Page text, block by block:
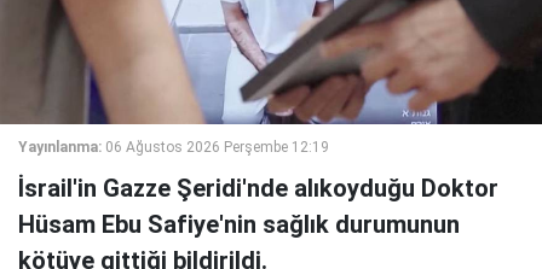
Yayınlanma: 06 Ağustos 2026 Perşembe 12:19
İsrail'in Gazze Şeridi'nde alıkoyduğu Doktor
Hüsam Ebu Safiye'nin sağlık durumunun
kötüye gittiği bildirildi.